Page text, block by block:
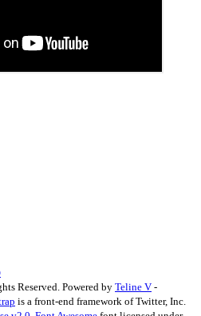
Reserved. Powered by Teline V -
is a front-end framework of Twitter, Inc.